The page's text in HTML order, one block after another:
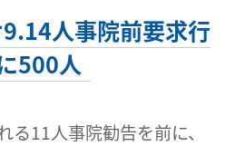
人事院前要求行
500人
11人事院勧告を前に、